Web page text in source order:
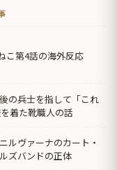
こ第4話の海外反応
の兵士を指して「これ
着た靴職人の話
ルヴァーナのカート・
ズバンドの正体